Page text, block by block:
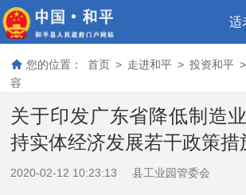
适
您的位置： 首页 > 走进和平 > 投资和平 >
容
关于印发广东省降低制造
持实体经济发展若干政策措
2020-02-12 10:23:13 县工业园管委会